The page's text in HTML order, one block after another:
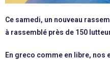
Ce samedi, un nouveau
à rassemblé près de 150
En greco comme en libre,